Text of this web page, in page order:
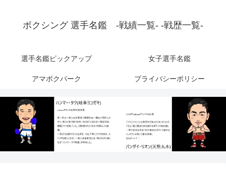
ボクシング 選手名鑑 -戦績一覧- -戦歴一覧-
選手名鑑ピックアップ 女子選手名鑑
アマボクパーク プライバシーポリシー